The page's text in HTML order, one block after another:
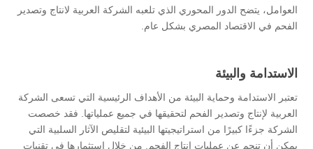
العوامل، يتضح الدور المحوري الذي تلعبه الشركة العربية لانتاج وتصدير
الفحم في الاقتصاد المصري بشكل عام.
الاستدامة والبيئة
تعتبر الاستدامة وحماية البيئة من الأهداف الرئيسية التي تسعى الشركة
العربية لإنتاج وتصدير الفحم لتحقيقها في جميع عملياتها. فقد خصصت
الشركة جزءًا كبيرًا من استراتيجيتها البيئية لتقليص الآثار السلبية التي
يمكن أن تنجم عن عمليات إنتاج الفحم. من خلال استثمارها في تقنيات